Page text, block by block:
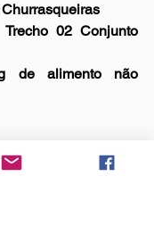
02 Conjunto
de alimento não